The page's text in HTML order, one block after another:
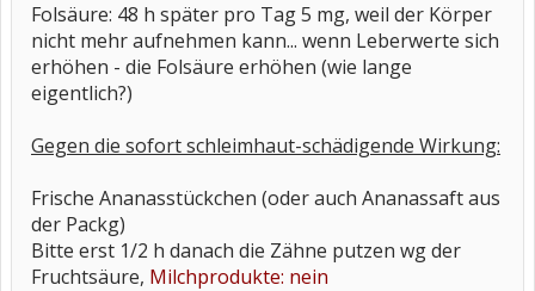
Folsäure: 48 h später pro Tag 5 mg, weil der Körper
nicht mehr aufnehmen kann... wenn Leberwerte sich
erhöhen - die Folsäure erhöhen (wie lange
eigentlich?)
Gegen die sofort schleimhaut-schädigende Wirkung:
Frische Ananasstückchen (oder auch Ananassaft aus
der Packg)
Bitte erst 1/2 h danach die Zähne putzen wg der
Fruchtsäure, Milchprodukte: nein